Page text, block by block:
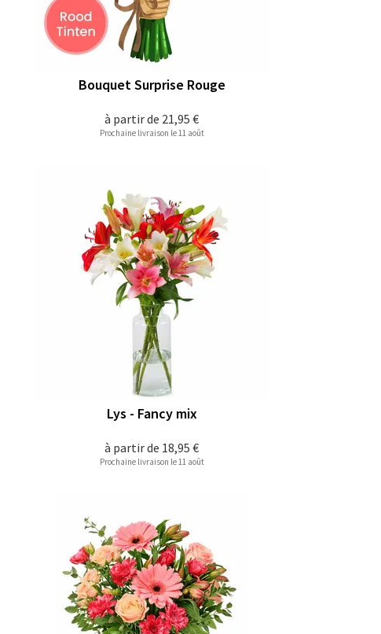
à partir de 21,95 €
Bouquet Surprise Rouge
Prochaine livraison le 11 août
à partir de 18,95 €
Lys - Fancy mix
Prochaine livraison le 11 août